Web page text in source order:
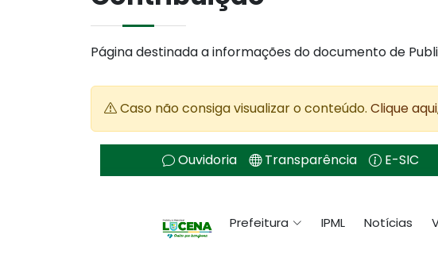
Página destinada a informações do documento de
Caso não consiga visualizar o conteúdo. Clique aqui